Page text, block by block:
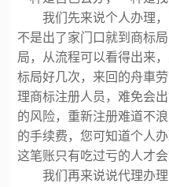
我们先来说个人办理
不是出了家门口就到商标
局，从流程可以看得出来
标局好几次，来回的舟車
理商标注册人员，难免会
的风险，重新注册难道不
的手续费，您可知道个人
这笔账只有吃过亏的人才
我们再来说说代理办